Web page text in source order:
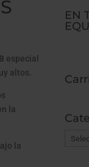
especial
altos.
la
la
EN